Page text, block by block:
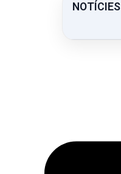
NOTÍCIES